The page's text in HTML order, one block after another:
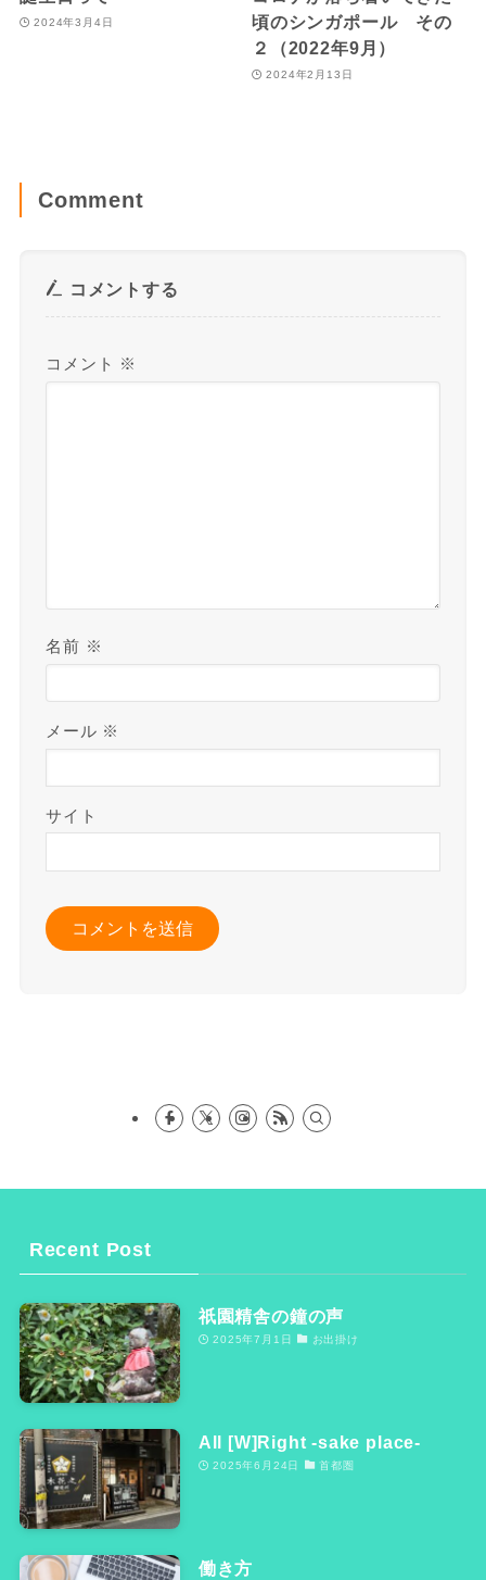
2024年3月4日
頃のシンガポール その
２（2022年9月）
2024年2月13日
Comment
コメントする
コメント ※
名前 ※
メール ※
サイト
Recent Post
祇園精舎の鐘の声
2025年7月1日 お出掛け
All [W]Right -sake place-
2025年6月24日 首都圏
働き方